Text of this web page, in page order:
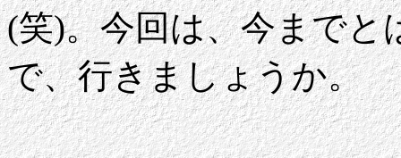
(笑)。今回は、今までと
で、行きましょうか。